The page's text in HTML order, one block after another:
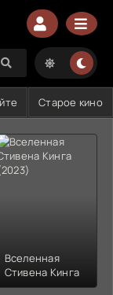
Старое кино
Вселенная
Стивена Кинга